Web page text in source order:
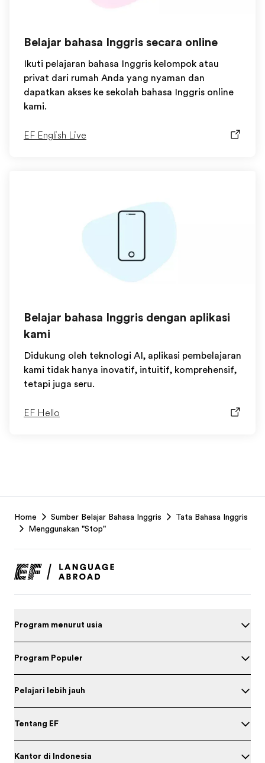
Belajar bahasa Inggris secara online
Ikuti pelajaran bahasa Inggris kelompok atau
privat dari rumah Anda yang nyaman dan
dapatkan akses ke sekolah bahasa Inggris online
kami.
EF English Live
Belajar bahasa Inggris dengan aplikasi
kami
Didukung oleh teknologi AI, aplikasi pembelajaran
kami tidak hanya inovatif, intuitif, komprehensif,
tetapi juga seru.
EF Hello
Footer
Home Sumber Belajar Bahasa Inggris
Tata Bahasa Inggris
Menggunakan "Stop"
Program menurut usia
Program Populer
Pelajari lebih jauh
Tentang EF
Kantor di Indonesia